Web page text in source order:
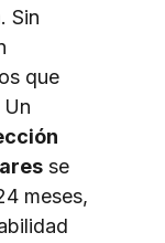
Sin
que
se
meses,